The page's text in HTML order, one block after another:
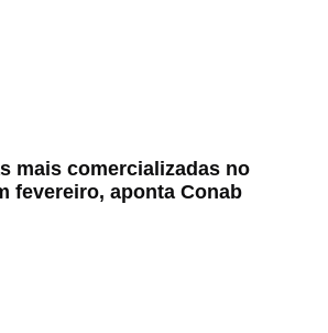
mais comercializadas no
fevereiro, aponta Conab